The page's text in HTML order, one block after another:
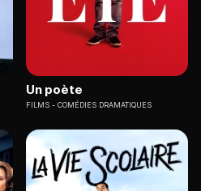
Un poète
FILMS COMÉDIES DRAMATIQUES